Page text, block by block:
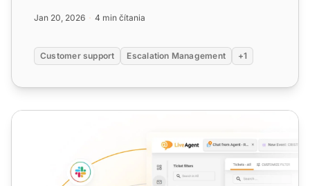
Jan 20, 2026 4 min čítania
Customer support Escalation Management +1
Deeskalácia